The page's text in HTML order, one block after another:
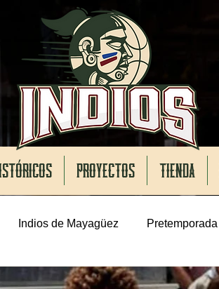
PROYECTOS TIENDA
Indios de Mayagüez Pretemporada